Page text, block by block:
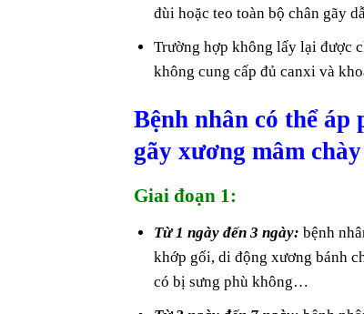
đùi hoặc teo toàn bộ chân gãy
Trường hợp không lấy lại được
không cung cấp đủ canxi và
Bệnh nhân có thể
gãy xương mâm
Giai đoạn 1:
Từ 1 ngày đến 3 ngày: bệnh
khớp gối, di động xương bánh
có bị sưng phù không…